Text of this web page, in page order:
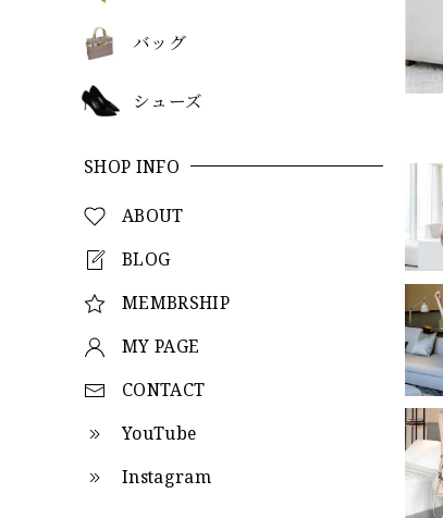
バッグ
シューズ
SHOP INFO
ABOUT
BLOG
MEMBRSHIP
MY PAGE
CONTACT
YouTube
Instagram